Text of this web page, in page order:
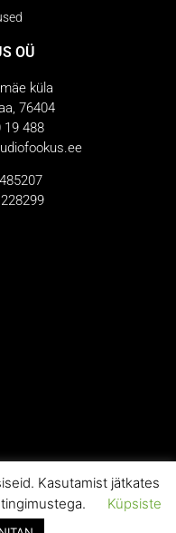
OÜ
küla
76404
19 488
Kasutamist jätkates
Küpsiste